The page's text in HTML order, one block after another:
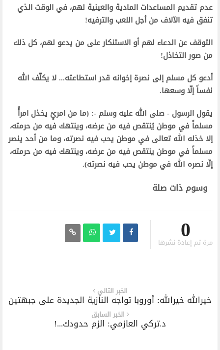
عدم تقديم المساعدات المادية والعينية لهم، في الوقت الذي
تنفق فيه الآلاف من أجل اللعب والترفيه!
التوقف عن الدعاء لهم أو الاستنكار على من يدعو لهم، كل ذلك
من صور التخاذل!
أدعو كل مسلم إلى نصرة إخوانه قدر استطاعته... لا يكلّف الله
نفساً إلّا وسعها.
يقول الرسول - صلى الله عليه وسلم -: (ما من امرئٍ يخذل امرأً
مسلماً في موطن يُنتقص فيه من عرضه، وينتهك فيه من حرمته،
إلا خذله الله تعالى في موطن يحب فيه نصرته، وما من أحد ينصر
مسلماً في موطن ينتقص فيه من عرضه، وينتهك فيه من حرمته،
إلّا نصره الله في موطن يحب فيه نصرته).
وسوم ذات صلة
0
مرة تم إعادة نشرها
الخبر التالي
خيرالله خيرالله: أوروبا تواجه النازية الجديدة على جبهتين
الخبر السابق
د.تركي العازمي: الزم حدودك...!